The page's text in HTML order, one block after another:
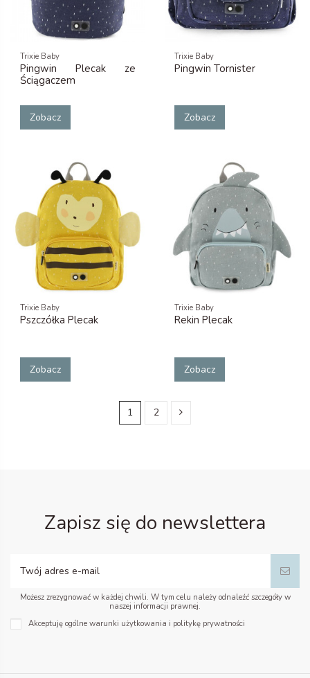
Trixie Baby
Pingwin Plecak ze
Ściągaczem
Zobacz
Trixie Baby
Pingwin Tornister
Zobacz
Trixie Baby
Pszczółka Plecak
Zobacz
Trixie Baby
Rekin Plecak
Zobacz
1 2
Zapisz się do newslettera
Możesz zrezygnować w każdej chwili. W tym celu należy odnaleźć szczegóły w
naszej informacji prawnej.
Akceptuję ogólne warunki użytkowania i politykę prywatności